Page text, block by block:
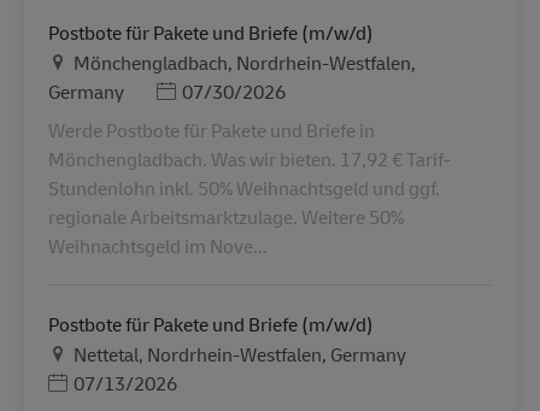
Postbote für Pakete und Briefe (m/w/d)
Ubicación
Mönchengladbach, Nordrhein-Westfalen,
Germany
Posted Date
07/30/2026
Werde Postbote für Pakete und Briefe in
Mönchengladbach. Was wir bieten. 17,92 € Tarif-
Stundenlohn inkl. 50% Weihnachtsgeld und ggf.
regionale Arbeitsmarktzulage. Weitere 50%
Weihnachtsgeld im Nove...
Postbote für Pakete und Briefe (m/w/d)
Ubicación
Nettetal, Nordrhein-Westfalen, Germany
Posted Date
07/13/2026